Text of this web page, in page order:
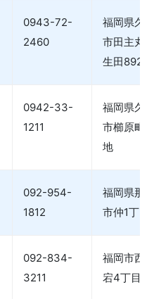
0943-72-
2460
福岡県久
市田主丸
生田892
0942-33-
1211
福岡県久
市櫛原町
地
092-954-
1812
福岡県那
市仲1丁目
092-834-
3211
福岡市西
宕4丁目